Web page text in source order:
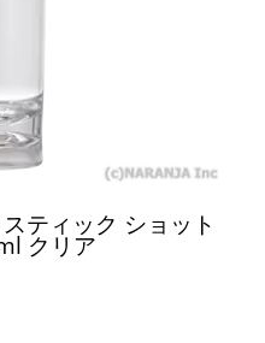
ティック ショット
クリア